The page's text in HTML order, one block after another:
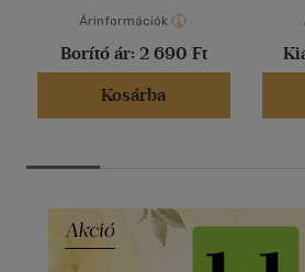
Árinformációk
Borító ár: 2 690 Ft
Kosárba